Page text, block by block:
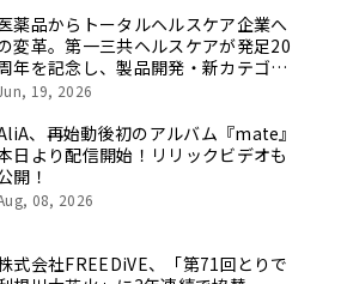
薬品からトータルヘルスケア企業へ
変革。第一三共ヘルスケアが発足20
年を記念し、製品開発・新カテゴリ
戦の舞台や旧社統合時のエピソード
を公開！
19, 2026
、再始動後初のアルバム『mate』
日より配信開始！リリックビデオも
開！
08, 2026
式会社FREEDiVE、「第71回とりで